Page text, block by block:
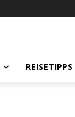
REISETIPPS